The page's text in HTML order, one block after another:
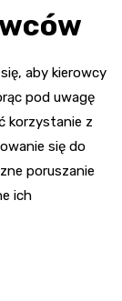
aby kierowcy
pod uwagę
korzystanie z
się do
poruszanie
ich